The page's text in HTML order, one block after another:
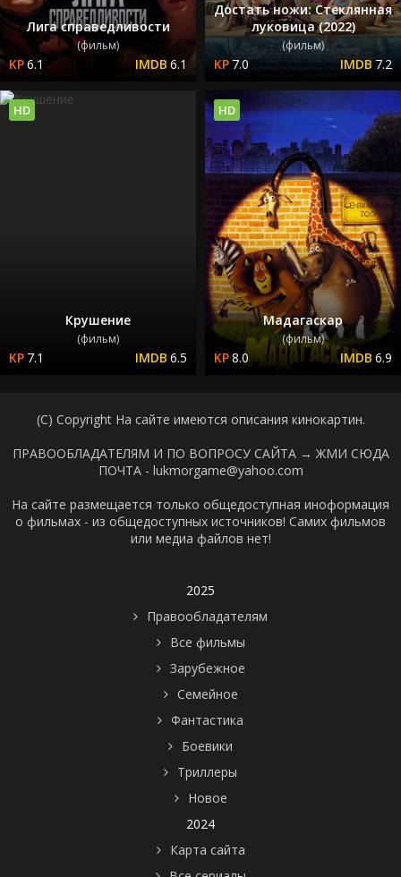
Лига справедливости
(фильм)
6.1 6.1
Достать ножи: Стеклянная
луковица (2022)
(фильм)
7.0 7.2
Крушение
(фильм)
7.1 6.5
HD
Мадагаскар
(фильм)
8.0 6.9
HD
(C) Copyright На сайте имеются описания кинокартин.
ПРАВООБЛАДАТЕЛЯМ И ПО ВОПРОСУ САЙТА → ЖМИ СЮДА
ПОЧТА - lukmorgame@yahoo.com
На сайте размещается только общедоступная иноформация
о фильмах - из общедоступных источников! Самих фильмов
или медиа файлов нет!
2025
Правообладателям
Все фильмы
Зарубежное
Семейное
Фантастика
Боевики
Триллеры
Новое
2024
Карта сайта